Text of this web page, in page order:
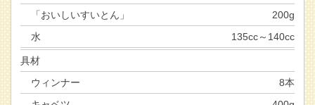
「おいしいすいとん」
200g
水
135cc～140cc
具材
ウィンナー
8本